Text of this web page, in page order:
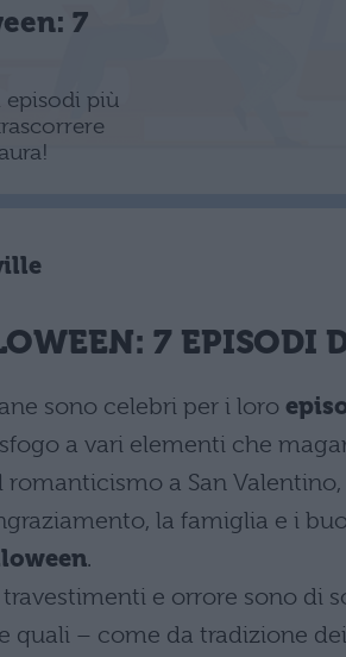
7
episodi più
: 7 EPISODI
sono celebri per i loro
a vari elementi che
a San
la famiglia e i
.
e orrore sono di
quali – come da tradizione